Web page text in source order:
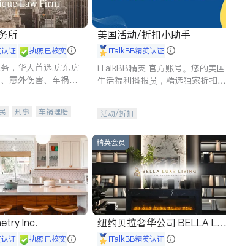
所
证 执照已核实
，华人首选.房东房
意外伤害、车祸重
刑事
车祸理赔
赔 律师-其它 保释
美国活动/折扣小助手
iTalkBB精英认证
iTalkBB精英 官方账号。您的美国
生活福利播报员，精选独家折扣、
活动/折扣
Inc.
证 执照已核实
精英会员
纽约贝拉奢华公司 BELLA LUX
E iTalkBB精英认证